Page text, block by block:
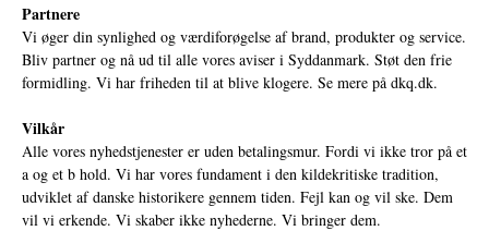
Partnere
Vi øger din synlighed og værdiforøgelse af brand, produkter og service.
Bliv partner og nå ud til alle vores aviser i Syddanmark. Støt den frie
formidling. Vi har friheden til at blive klogere. Se mere på dkq.dk.
Vilkår
Alle vores nyhedstjenester er uden betalingsmur. Fordi vi ikke tror på et
a og et b hold. Vi har vores fundament i den kildekritiske tradition,
udviklet af danske historikere gennem tiden. Fejl kan og vil ske. Dem
vil vi erkende. Vi skaber ikke nyhederne. Vi bringer dem.